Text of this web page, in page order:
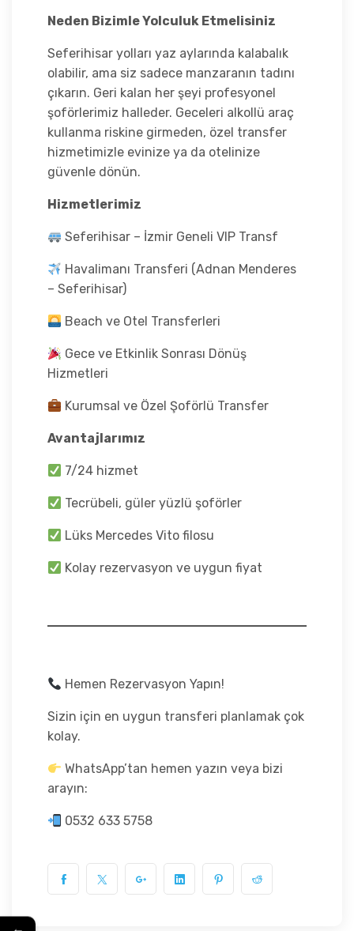
Neden Bizimle Yolculuk Etmelisiniz
Seferihisar yolları yaz aylarında kalabalık
olabilir, ama siz sadece manzaranın tadını
çıkarın. Geri kalan her şeyi profesyonel
şoförlerimiz halleder. Geceleri alkollü araç
kullanma riskine girmeden, özel transfer
hizmetimizle evinize ya da otelinize
güvenle dönün.
Hizmetlerimiz
Seferihisar – İzmir Geneli VIP Transf
Havalimanı Transferi (Adnan Menderes
– Seferihisar)
Beach ve Otel Transferleri
Gece ve Etkinlik Sonrası Dönüş
Hizmetleri
Kurumsal ve Özel Şoförlü Transfer
Avantajlarımız
7/24 hizmet
Tecrübeli, güler yüzlü şoförler
Lüks Mercedes Vito filosu
Kolay rezervasyon ve uygun fiyat
Hemen Rezervasyon Yapın!
Sizin için en uygun transferi planlamak çok
kolay.
WhatsApp’tan hemen yazın veya bizi
arayın:
0532 633 5758